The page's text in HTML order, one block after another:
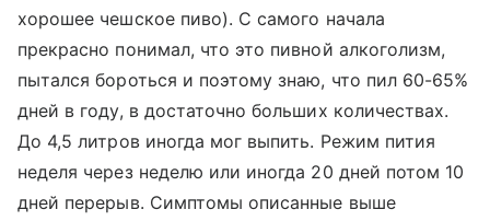
хорошее чешское пиво). С самого начала
прекрасно понимал, что это пивной алкоголизм,
пытался бороться и поэтому знаю, что пил 60-65%
дней в году, в достаточно больших количествах.
До 4,5 литров иногда мог выпить. Режим пития
неделя через неделю или иногда 20 дней потом 10
дней перерыв. Симптомы описанные выше